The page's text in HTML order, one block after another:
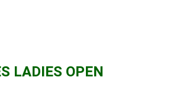
LADIES OPEN